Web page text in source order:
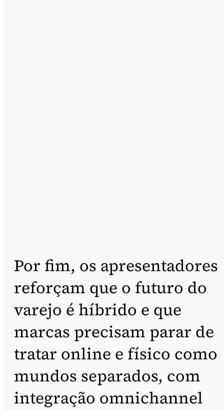
Por fim, os apresentadores
reforçam que o futuro do
varejo é híbrido e que
marcas precisam parar de
tratar online e físico como
mundos separados, com
integração omnichannel